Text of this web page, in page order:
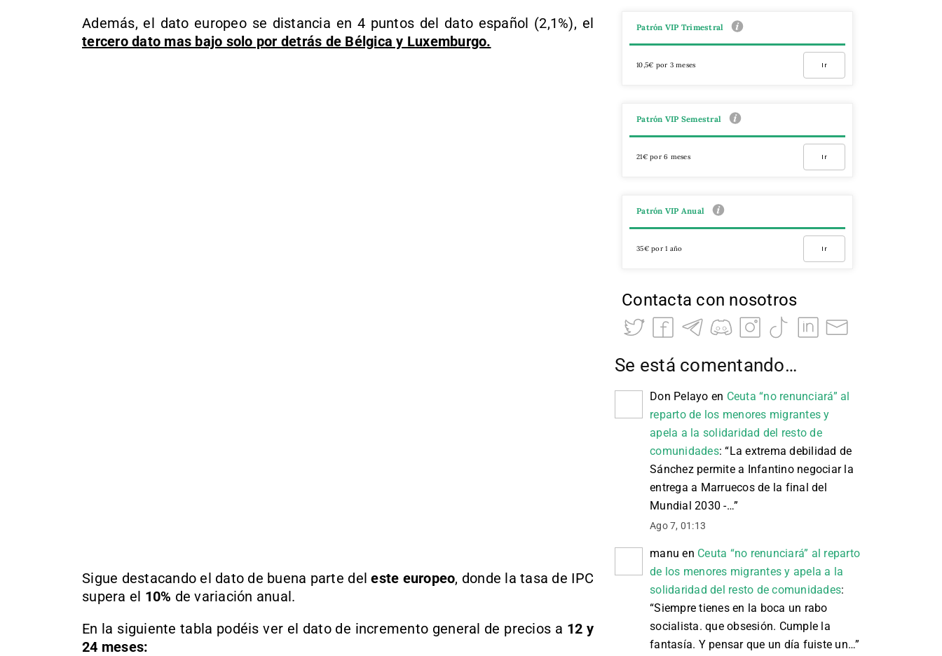
Además, el dato europeo se distancia en 4 puntos del dato español (2,1%), el
tercero dato mas bajo solo por detrás de Bélgica y Luxemburgo.
Sigue destacando el dato de buena parte deleste europeo, donde la tasa de IPC
supera el 10% de variación anual.
En la siguiente tabla podéis ver el dato de incremento general de precios a 12 y
24 meses:
Patrón VIP Trimestral
10,5€ por 3 meses Ir
Patrón VIP Semestral
21€ por 6 meses Ir
Patrón VIP Anual
35€ por 1 año Ir
Contacta con nosotros
Se está comentando…
Don Pelayo en Ceuta “no renunciará” al
reparto de los menores migrantes y
apela a la solidaridad del resto de
comunidades: “La extrema debilidad de
Sánchez permite a Infantino negociar la
entrega a Marruecos de la final del
Mundial 2030 -…”
Ago 7, 01:13
manu en Ceuta “no renunciará” al reparto
de los menores migrantes y apela a la
solidaridad del resto de comunidades:
“Siempre tienes en la boca un rabo
socialista. que obsesión. Cumple la
fantasía. Y pensar que un día fuiste un…”